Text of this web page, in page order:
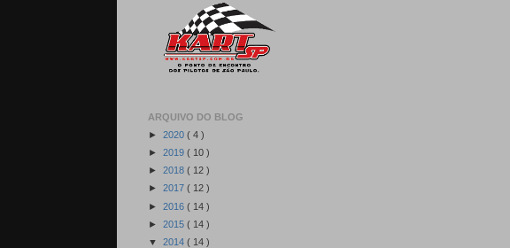
ARQUIVO DO BLOG
► 2020 ( 4 )
► 2019 ( 10 )
► 2018 ( 12 )
► 2017 ( 12 )
► 2016 ( 14 )
► 2015 ( 14 )
▼ 2014 ( 14 )